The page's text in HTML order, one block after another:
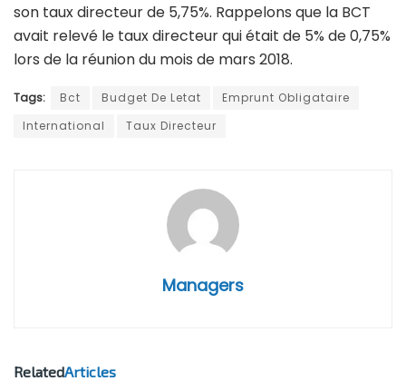
son taux directeur de 5,75%. Rappelons que la BCT
avait relevé le taux directeur qui était de 5% de 0,75%
lors de la réunion du mois de mars 2018.
Tags: Bct Budget De Letat
Emprunt Obligataire
International
Taux Directeur
Managers
RelatedArticles